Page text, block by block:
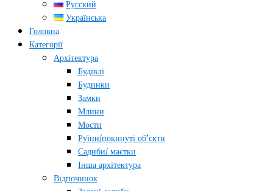
Русский
Українська
Головна
Категорії
Архітектура
Будівлі
Будинки
Замки
Млини
Мости
Руїни/покинуті об’єкти
Садиби/ маєтки
Інша архітектура
Відпочинок